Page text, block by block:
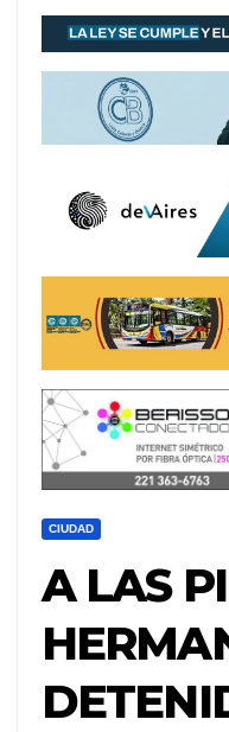
CIUDAD
A LAS